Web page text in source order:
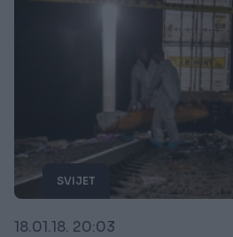
SVIJET
18.01.18. 20:03